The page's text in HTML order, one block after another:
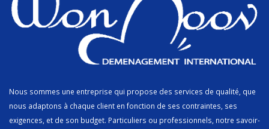
Nous sommes une entreprise qui propose des services de qualité, que
nous adaptons à chaque client en fonction de ses contraintes, ses
exigences, et de son budget. Particuliers ou professionnels, notre savoir-